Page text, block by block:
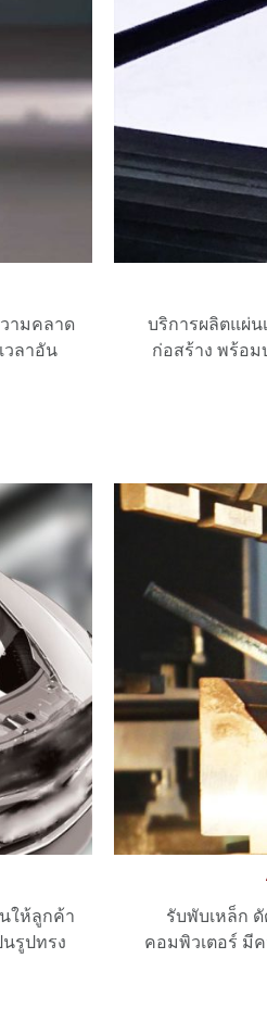
ามคลาด
วลาอัน
บริการผลิตแผ่น
ก่อสร้าง พร้อม
ให้ลูกค้า
รูปทรง
รับพับเหล็ก
คอมพิวเตอร์ มี